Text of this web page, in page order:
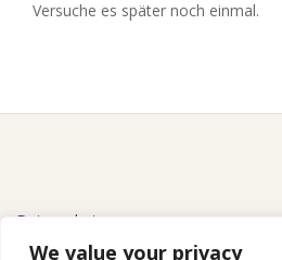
We value your privacy
Versuche es später noch einmal.
Datenschutz
Impressum